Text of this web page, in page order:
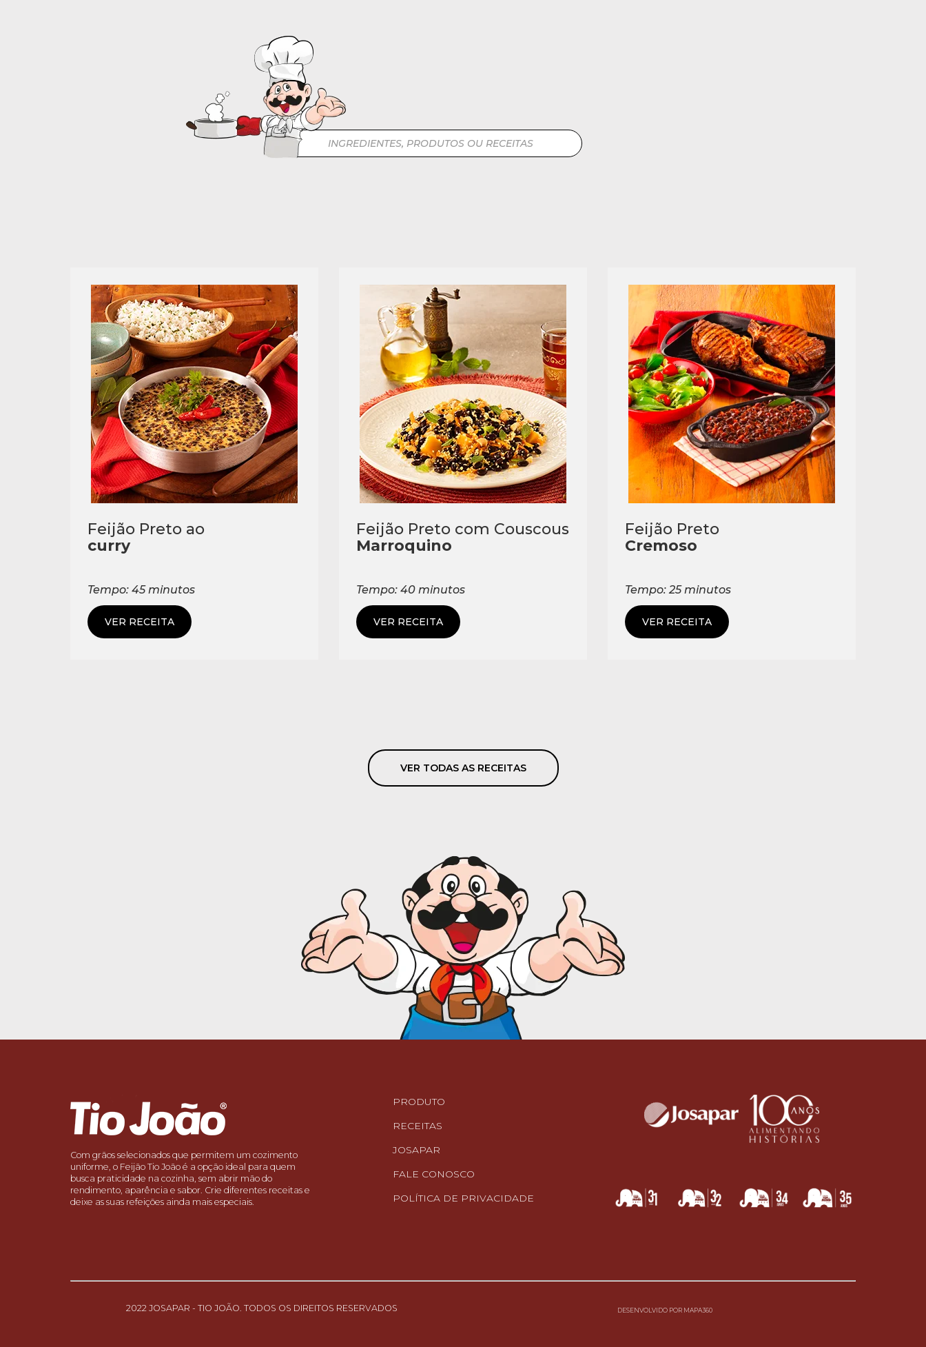
Feijão Preto ao
curry
Tempo: 45 minutos
VER RECEITA
Feijão Preto com Couscous
Marroquino
Tempo: 40 minutos
VER RECEITA
Feijão Preto
Cremoso
Tempo: 25 minutos
VER RECEITA
VER TODAS AS RECEITAS
Com grãos selecionados que permitem um cozimento
uniforme, o Feijão Tio João é a opção ideal para quem
busca praticidade na cozinha, sem abrir mão do
rendimento, aparência e sabor. Crie diferentes receitas e
deixe as suas refeições ainda mais especiais.
PRODUTO
RECEITAS
JOSAPAR
FALE CONOSCO
POLÍTICA DE PRIVACIDADE
2022 JOSAPAR - TIO JOÃO. TODOS OS DIREITOS RESERVADOS DESENVOLVIDO POR MAPA360